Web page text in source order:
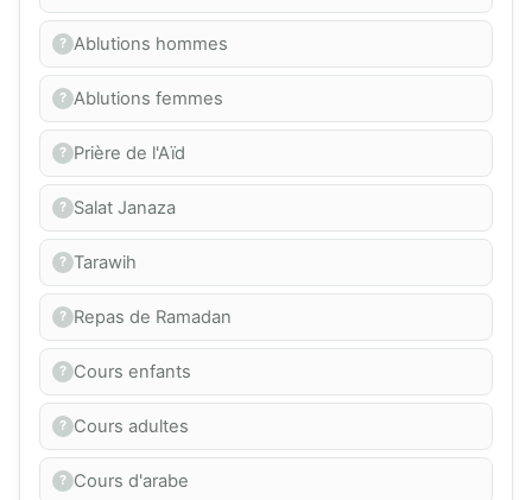
Ablutions hommes
Ablutions femmes
Prière de l'Aïd
Salat Janaza
Tarawih
Repas de Ramadan
Cours enfants
Cours adultes
Cours d'arabe